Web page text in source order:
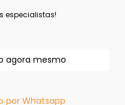
especialistas!
agora mesmo
por Whatsapp